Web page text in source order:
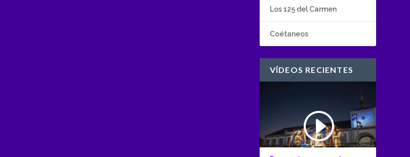
Los 125 del Carmen
Coétaneos
VÍDEOS RECIENTES